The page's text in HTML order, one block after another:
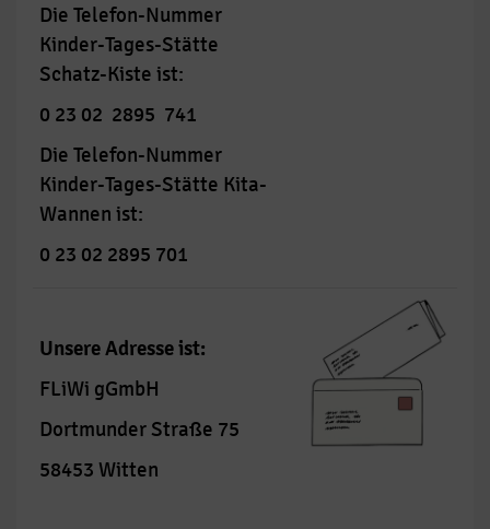
Die Telefon-Nummer
Kinder-Tages-Stätte
Schatz-Kiste ist:
0 23 02 2895 741
Die Telefon-Nummer
Kinder-Tages-Stätte Kita-
Wannen ist:
0 23 02 2895 701
Unsere Adresse ist:
FLiWi gGmbH
Dortmunder Straße 75
58453 Witten